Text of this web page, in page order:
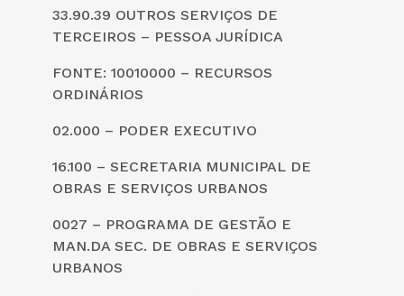
33.90.39 OUTROS SERVIÇOS DE
TERCEIROS – PESSOA JURÍDICA
FONTE: 10010000 – RECURSOS
ORDINÁRIOS
02.000 – PODER EXECUTIVO
16.100 – SECRETARIA MUNICIPAL DE
OBRAS E SERVIÇOS URBANOS
0027 – PROGRAMA DE GESTÃO E
MAN.DA SEC. DE OBRAS E SERVIÇOS
URBANOS